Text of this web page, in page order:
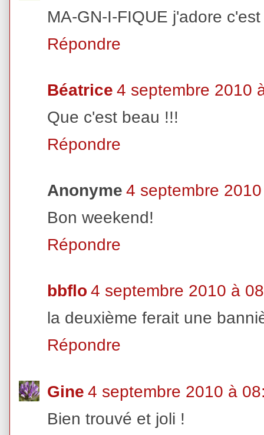
MA-GN-I-FIQUE j'adore
Répondre
Béatrice 4 septembre 2010
Que c'est beau !!!
Répondre
Anonyme 4 septembre
Bon weekend!
Répondre
bbflo 4 septembre 2010 à
la deuxième ferait une
Répondre
Gine 4 septembre 2010 à
Bien trouvé et joli !